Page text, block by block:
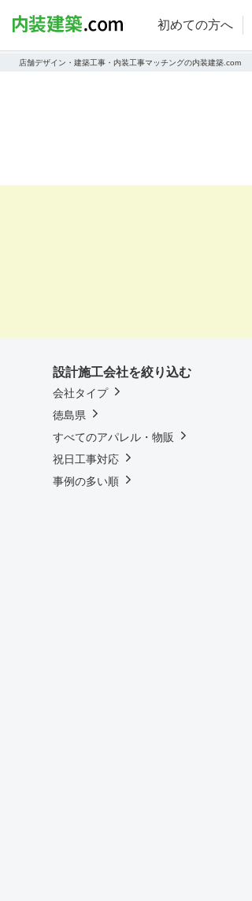
初めての方へ
店舗デザイン・建築工事・内装工事マッチングの内装建築.com
設計施工会社を絞り込む
会社タイプ
徳島県
すべてのアパレル・物販
祝日工事対応
事例の多い順